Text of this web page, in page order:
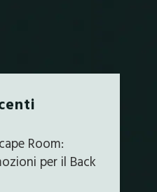
fine
Room:
per il Back